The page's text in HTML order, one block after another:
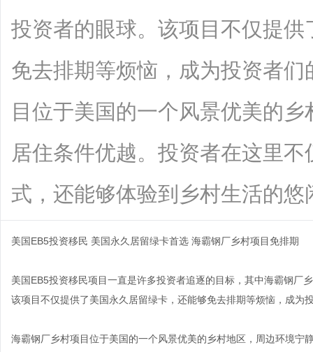
投资者的眼球。该项目不仅提
免去排期等烦恼，成为投资者
目位于美国的一个风景优美的
居住条件优越。投资者在这里
式，还能够体验到乡村生活的悠
美国EB5投资移民 美国永久居留绿卡首选 海霸钢厂乡村项目免排期
美国EB5投资移民项目一直是许多投资者追逐的目标，其中海霸钢厂
该项目不仅提供了美国永久居留绿卡，还能够免去排期等烦恼，成为
海霸钢厂乡村项目位于美国的一个风景优美的乡村地区，周边环境宁